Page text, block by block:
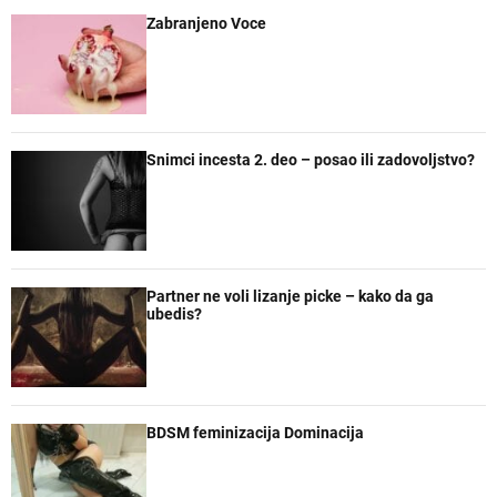
Zabranjeno Voce
Snimci incesta 2. deo – posao ili zadovoljstvo?
Partner ne voli lizanje picke – kako da ga
ubedis?
BDSM feminizacija Dominacija